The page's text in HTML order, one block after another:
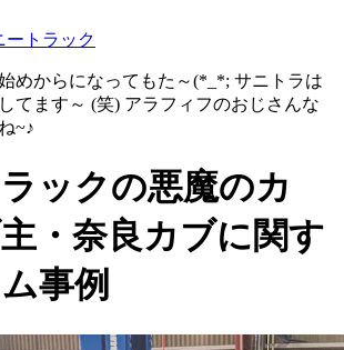
ートラック
めからになってもた～(*_*; サニトラは
てます～ (笑) アラフィフのおじさんな
~♪
ックの悪魔のカ
・奈良カブに関す
事例